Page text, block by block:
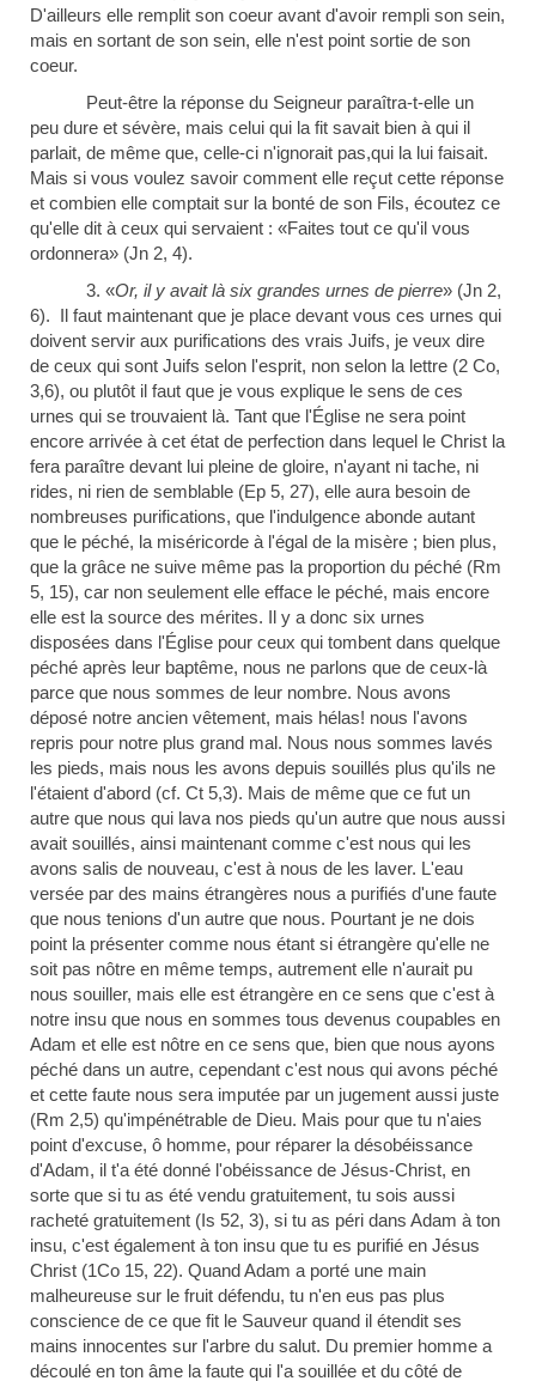
D'ailleurs elle remplit son coeur avant d'avoir rempli son sein,
mais en sortant de son sein, elle n'est point sortie de son
coeur.
Peut-être la réponse du Seigneur paraîtra-t-elle un
peu dure et sévère, mais celui qui la fit savait bien à qui il
parlait, de même que, celle-ci n'ignorait pas,qui la lui faisait.
Mais si vous voulez savoir comment elle reçut cette réponse
et combien elle comptait sur la bonté de son Fils, écoutez ce
qu'elle dit à ceux qui servaient : «Faites tout ce qu'il vous
ordonnera» (Jn 2, 4).
3. «Or, il y avait là six grandes urnes de pierre» (Jn 2,
6). Il faut maintenant que je place devant vous ces urnes qui
doivent servir aux purifications des vrais Juifs, je veux dire
de ceux qui sont Juifs selon l'esprit, non selon la lettre (2 Co,
3,6), ou plutôt il faut que je vous explique le sens de ces
urnes qui se trouvaient là. Tant que l'Église ne sera point
encore arrivée à cet état de perfection dans lequel le Christ la
fera paraître devant lui pleine de gloire, n'ayant ni tache, ni
rides, ni rien de semblable (Ep 5, 27), elle aura besoin de
nombreuses purifications, que l'indulgence abonde autant
que le péché, la miséricorde à l'égal de la misère ; bien plus,
que la grâce ne suive même pas la proportion du péché (Rm
5, 15), car non seulement elle efface le péché, mais encore
elle est la source des mérites. Il y a donc six urnes
disposées dans l'Église pour ceux qui tombent dans quelque
péché après leur baptême, nous ne parlons que de ceux-là
parce que nous sommes de leur nombre. Nous avons
déposé notre ancien vêtement, mais hélas! nous l'avons
repris pour notre plus grand mal. Nous nous sommes lavés
les pieds, mais nous les avons depuis souillés plus qu'ils ne
l'étaient d'abord (cf. Ct 5,3). Mais de même que ce fut un
autre que nous qui lava nos pieds qu'un autre que nous aussi
avait souillés, ainsi maintenant comme c'est nous qui les
avons salis de nouveau, c'est à nous de les laver. L'eau
versée par des mains étrangères nous a purifiés d'une faute
que nous tenions d'un autre que nous. Pourtant je ne dois
point la présenter comme nous étant si étrangère qu'elle ne
soit pas nôtre en même temps, autrement elle n'aurait pu
nous souiller, mais elle est étrangère en ce sens que c'est à
notre insu que nous en sommes tous devenus coupables en
Adam et elle est nôtre en ce sens que, bien que nous ayons
péché dans un autre, cependant c'est nous qui avons péché
et cette faute nous sera imputée par un jugement aussi juste
(Rm 2,5) qu'impénétrable de Dieu. Mais pour que tu n'aies
point d'excuse, ô homme, pour réparer la désobéissance
d'Adam, il t'a été donné l'obéissance de Jésus-Christ, en
sorte que si tu as été vendu gratuitement, tu sois aussi
racheté gratuitement (Is 52, 3), si tu as péri dans Adam à ton
insu, c'est également à ton insu que tu es purifié en Jésus
Christ (1Co 15, 22). Quand Adam a porté une main
malheureuse sur le fruit défendu, tu n'en eus pas plus
conscience de ce que fit le Sauveur quand il étendit ses
mains innocentes sur l'arbre du salut. Du premier homme a
découlé en ton âme la faute qui l'a souillée et du côté de